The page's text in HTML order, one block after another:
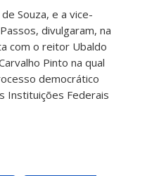
Souza, e a vice-
divulgaram, na
com o reitor Ubaldo
Pinto na qual
democrático
Instituições Federais